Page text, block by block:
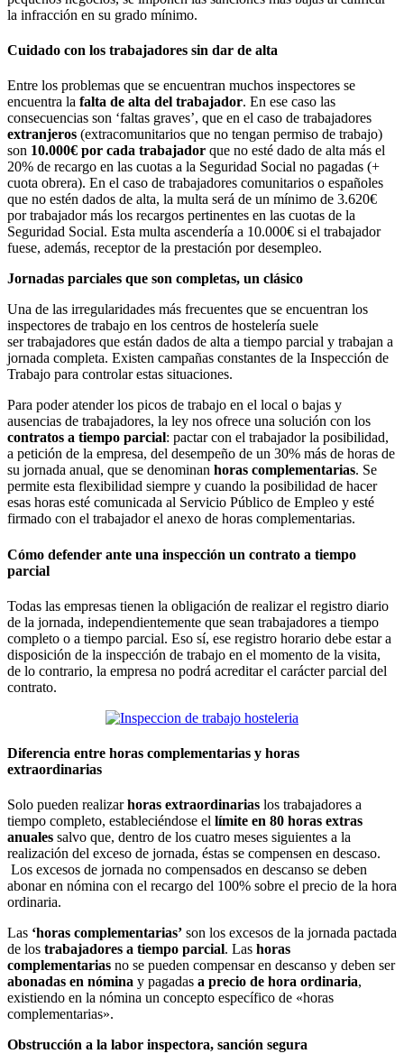
la infracción en su grado mínimo.
Cuidado con los trabajadores sin dar de alta
Entre los problemas que se encuentran muchos inspectores se
encuentra la falta de alta del trabajador. En ese caso las
consecuencias son ‘faltas graves’, que en el caso de trabajadores
extranjeros (extracomunitarios que no tengan permiso de trabajo)
son 10.000€ por cada trabajador que no esté dado de alta más el
20% de recargo en las cuotas a la Seguridad Social no pagadas (+
cuota obrera). En el caso de trabajadores comunitarios o españoles
que no estén dados de alta, la multa será de un mínimo de 3.620€
por trabajador más los recargos pertinentes en las cuotas de la
Seguridad Social. Esta multa ascendería a 10.000€ si el trabajador
fuese, además, receptor de la prestación por desempleo.
Jornadas parciales que son completas, un clásico
Una de las irregularidades más frecuentes que se encuentran los
inspectores de trabajo en los centros de hostelería suele
ser trabajadores que están dados de alta a tiempo parcial y trabajan a
jornada completa. Existen campañas constantes de la Inspección de
Trabajo para controlar estas situaciones.
Para poder atender los picos de trabajo en el local o bajas y
ausencias de trabajadores, la ley nos ofrece una solución con los
contratos a tiempo parcial: pactar con el trabajador la posibilidad,
a petición de la empresa, del desempeño de un 30% más de horas de
su jornada anual, que se denominan horas complementarias. Se
permite esta flexibilidad siempre y cuando la posibilidad de hacer
esas horas esté comunicada al Servicio Público de Empleo y esté
firmado con el trabajador el anexo de horas complementarias.
Cómo defender ante una inspección un contrato a tiempo
parcial
Todas las empresas tienen la obligación de realizar el registro diario
de la jornada, independientemente que sean trabajadores a tiempo
completo o a tiempo parcial. Eso sí, ese registro horario debe estar a
disposición de la inspección de trabajo en el momento de la visita,
de lo contrario, la empresa no podrá acreditar el carácter parcial del
contrato.
Diferencia entre horas complementarias y horas
extraordinarias
Solo pueden realizarhoras extraordinarias los trabajadores a
tiempo completo, estableciéndose el límite en 80 horas extras
anuales salvo que, dentro de los cuatro meses siguientes a la
realización del exceso de jornada, éstas se compensen en descaso.
Los excesos de jornada no compensados en descanso se deben
abonar en nómina con el recargo del 100% sobre el precio de la hora
ordinaria.
Las ‘horas complementarias’ son los excesos de la jornada pactada
de los trabajadores a tiempo parcial. Las horas
complementarias no se pueden compensar en descanso y deben ser
abonadas en nómina y pagadas a precio de hora ordinaria,
existiendo en la nómina un concepto específico de «horas
complementarias».
Obstrucción a la labor inspectora, sanción segura